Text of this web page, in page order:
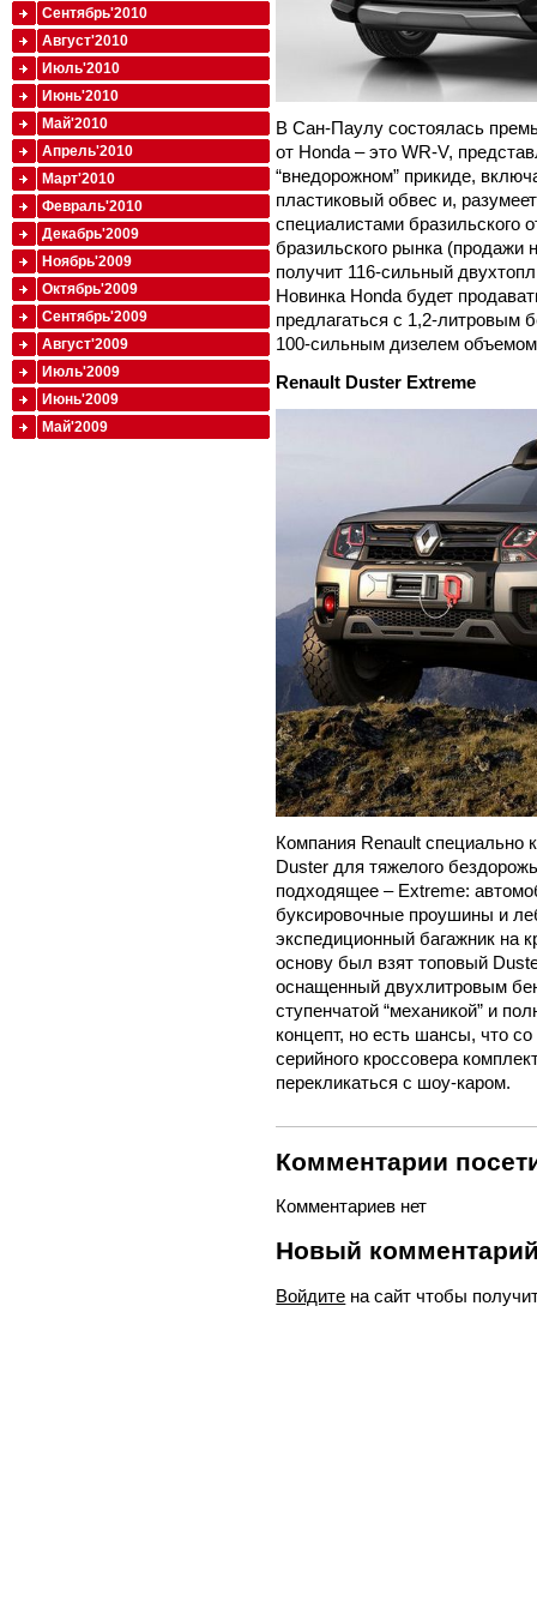
В Сан-Паулу состоялась
от Honda – это WR-V,
“внедорожном” прикиде,
пластиковый обвес и,
специалистами бразильского
бразильского рынка (продажи
получит 116-сильный
Новинка Honda будет
предлагаться с 1,2-литровым
100-сильным дизелем
Renault Duster Extreme
Компания Renault специально
Duster для тяжелого
подходящее – Extreme:
буксировочные проушины и
экспедиционный багажник на
основу был взят топовый
оснащенный двухлитровым
ступенчатой “механикой” и
концепт, но есть шансы, что
серийного кроссовера
перекликаться с шоу-каром.
Комментарии
Комментариев нет
Новый
Войдите на сайт чтобы
Сентябрь'2010
Август'2010
Июль'2010
Июнь'2010
Май'2010
Апрель'2010
Март'2010
Февраль'2010
Декабрь'2009
Ноябрь'2009
Октябрь'2009
Сентябрь'2009
Август'2009
Июль'2009
Июнь'2009
Май'2009